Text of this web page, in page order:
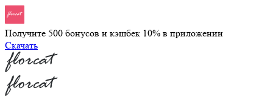
Получите 500 бонусов и кэшбек 10% в приложении
Скачать